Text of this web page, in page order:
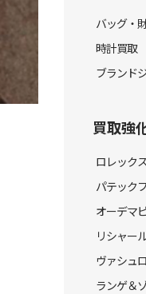
バッグ・
時計買取
ブランド
買取強
ロレック
パテック
オーデマ
リシャー
ヴァシュ
ランゲ＆